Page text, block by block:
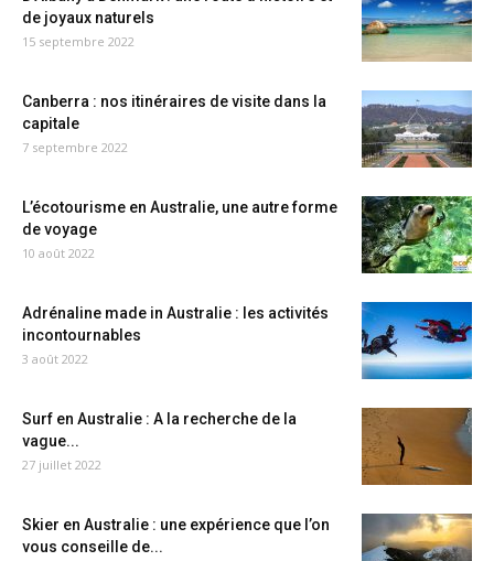
de joyaux naturels
15 septembre 2022
Canberra : nos itinéraires de visite dans la
capitale
7 septembre 2022
L’écotourisme en Australie, une autre forme
de voyage
10 août 2022
Adrénaline made in Australie : les activités
incontournables
3 août 2022
Surf en Australie : A la recherche de la
vague...
27 juillet 2022
Skier en Australie : une expérience que l’on
vous conseille de...